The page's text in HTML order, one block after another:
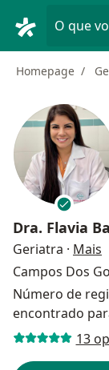
O que
Homepage
Dra. Flavia
Geriatra · Mais
Campos Dos
Número de
encontrado
13